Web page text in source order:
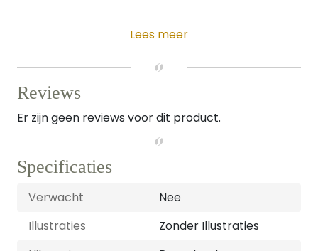
Lees meer
Reviews
Er zijn geen reviews voor dit product.
Specificaties
Verwacht
Nee
Illustraties
Zonder Illustraties